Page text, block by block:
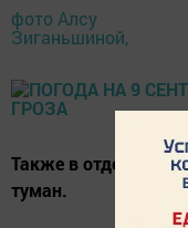
фото Алсу
Зиганьшиной,
Также в отдельных
туман.